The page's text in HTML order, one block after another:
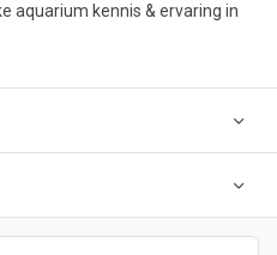
aquarium kennis & ervaring in